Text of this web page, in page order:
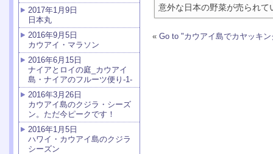
2017年1月9日
日本丸
2016年9月5日
カウアイ・マラソン
2016年6月15日
ナイアとロイの庭_カウアイ
島・ナイアのフルーツ便り-1-
2016年3月26日
カウアイ島のクジラ・シーズ
ン。ただ今ピークです！
2016年1月5日
ハワイ・カウアイ島のクジラ
シーズン
意外な日本の野菜が売られて
« Go to "カウアイ島でカヤッキン